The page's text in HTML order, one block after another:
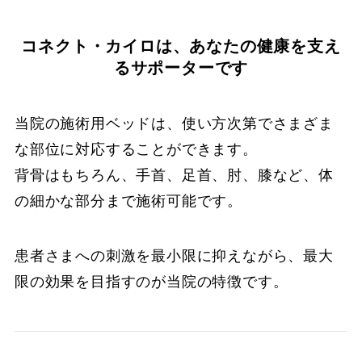
コネクト・カイロは、あなたの健康を支え
るサポーターです
当院の施術用ベッドは、使い方次第でさまざま
な部位に対応することができます。
背骨はもちろん、手首、足首、肘、膝など、体
の細かな部分まで施術可能です。
患者さまへの刺激を最小限に抑えながら、最大
限の効果を目指すのが当院の特徴です。